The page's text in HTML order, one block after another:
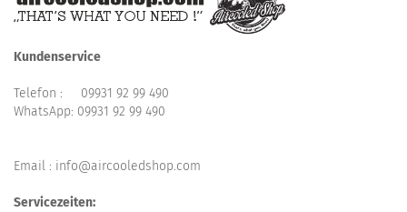
Kundenservice
Telefon : 09931 92 99 490
WhatsApp: 09931 92 99 490
Email : info@aircooledshop.com
Servicezeiten: